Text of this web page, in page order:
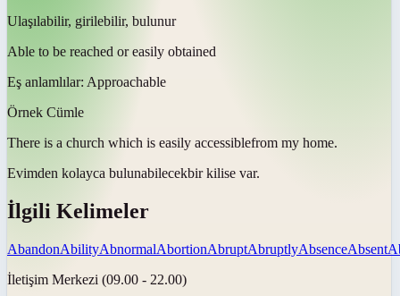
Ulaşılabilir, girilebilir, bulunur
Able to be reached or easily obtained
Eş anlamlılar: Approachable
Örnek Cümle
There is a church which is easily accessiblefrom my home.
Evimden kolayca bulunabilecekbir kilise var.
İlgili Kelimeler
AbandonAbilityAbnormalAbortionAbruptAbruptlyAbsenceAbsent
İletişim Merkezi (09.00 - 22.00)